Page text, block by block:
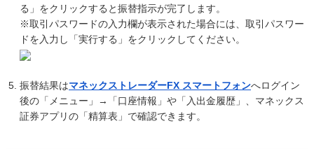
る」をクリックすると振替指示が完了します。
※取引パスワードの入力欄が表示された場合には、取引パスワー
ドを入力し「実行する」をクリックしてください。
振替結果はマネックストレーダーFX スマートフォンへログイン
後の「メニュー」→「口座情報」や「入出金履歴」、マネックス
証券アプリの「精算表」で確認できます。